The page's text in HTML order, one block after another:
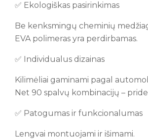
✅ Ekologiškas pasirinkimas
Be kenksmingų cheminių
EVA polimeras yra perdirbamas.
✅ Individualus dizainas
Kilimėliai gaminami pagal
Net 90 spalvų kombinacijų –
✅ Patogumas ir funkcionalumas
Lengvai montuojami ir išimami.